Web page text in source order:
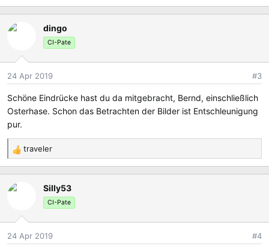
e
a
k
o
n
n
:
dingo
CI-Pate
24 Apr 2019 #3
Schöne Eindrücke hast du da mitgebracht, Bernd, einschließlich
Osterhase. Schon das Betrachten der Bilder ist Entschleunigung
pur.
R
e
a
k
o
n
traveler
Silly53
CI-Pate
24 Apr 2019 #4